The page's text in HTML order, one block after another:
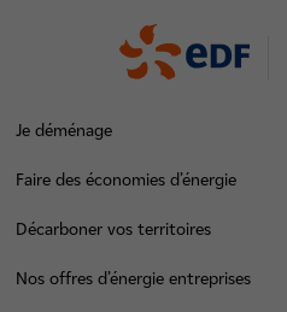
Je déménage
Faire des économies d’énergie
Décarboner vos territoires
Nos offres d’énergie entreprises